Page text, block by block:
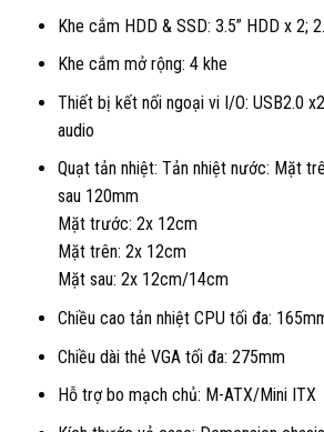
Khe cắm HDD & SSD: 3.5” HDD x 2;
Khe cắm mở rộng: 4 khe
Thiết bị kết nối ngoại vi I/O: USB2.0
audio
Quạt tản nhiệt: Tản nhiệt nước: Mặt
sau 120mm
Mặt trước: 2x 12cm
Mặt trên: 2x 12cm
Mặt sau: 2x 12cm/14cm
Chiều cao tản nhiệt CPU tối đa:
Chiều dài thẻ VGA tối đa: 275mm
Hỗ trợ bo mạch chủ: M-ATX/Mini ITX